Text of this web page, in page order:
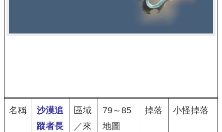
名稱
沙漠追
蹤者長
區域
／來
79～85
地圖
掉落 小怪掉落